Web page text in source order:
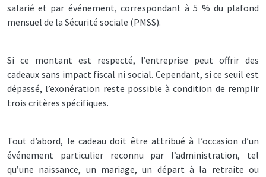
salarié et par événement, correspondant à 5 % du plafond
mensuel de la Sécurité sociale (PMSS).
Si ce montant est respecté, l’entreprise peut offrir des
cadeaux sans impact fiscal ni social. Cependant, si ce seuil est
dépassé, l’exonération reste possible à condition de remplir
trois critères spécifiques.
Tout d’abord, le cadeau doit être attribué à l’occasion d’un
événement particulier reconnu par l’administration, tel
qu’une naissance, un mariage, un départ à la retraite ou